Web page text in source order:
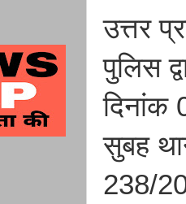
उत्तर
पुलिस
सुबह
238/